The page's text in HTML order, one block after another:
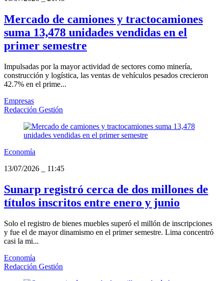
Mercado de camiones y tractocamiones
suma 13,478 unidades vendidas en el
primer semestre
Impulsadas por la mayor actividad de sectores como minería,
construcción y logística, las ventas de vehículos pesados crecieron
42.7% en el prime...
Empresas
Redacción Gestión
Economía
13/07/2026
11:45
Sunarp registró cerca de dos millones de
títulos inscritos entre enero y junio
Solo el registro de bienes muebles superó el millón de inscripciones
y fue el de mayor dinamismo en el primer semestre. Lima concentró
casi la mi...
Economía
Redacción Gestión